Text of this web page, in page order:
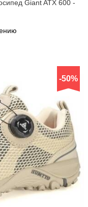
Giant ATX 600 -
-50%